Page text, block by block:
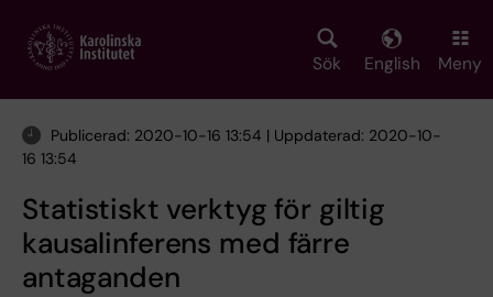
main
Sök English Meny
Publicerad: 2020-10-16 13:54 | Uppdaterad: 2020-10-
16 13:54
Statistiskt verktyg för giltig
kausalinferens med färre
antaganden